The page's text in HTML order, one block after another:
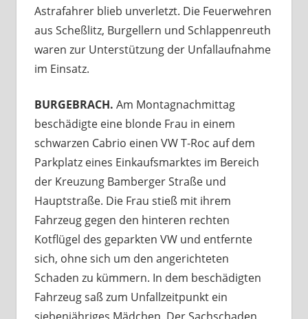
Astrafahrer blieb unverletzt. Die Feuerwehren
aus Scheßlitz, Burgellern und Schlappenreuth
waren zur Unterstützung der Unfallaufnahme
im Einsatz.
BURGEBRACH. Am Montagnachmittag
beschädigte eine blonde Frau in einem
schwarzen Cabrio einen VW T-Roc auf dem
Parkplatz eines Einkaufsmarktes im Bereich
der Kreuzung Bamberger Straße und
Hauptstraße. Die Frau stieß mit ihrem
Fahrzeug gegen den hinteren rechten
Kotflügel des geparkten VW und entfernte
sich, ohne sich um den angerichteten
Schaden zu kümmern. In dem beschädigten
Fahrzeug saß zum Unfallzeitpunkt ein
siebenjähriges Mädchen. Der Sachschaden